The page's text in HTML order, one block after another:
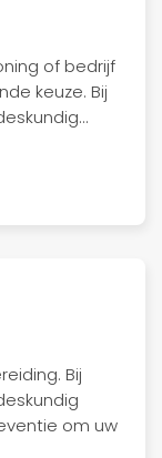
of bedrijf
keuze. Bij
Bij
om uw